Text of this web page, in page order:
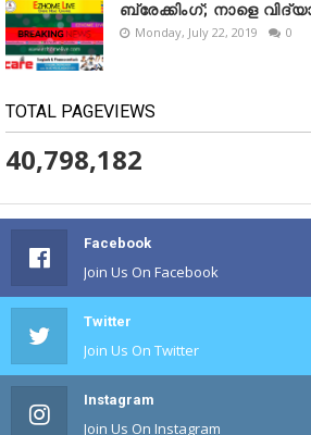
ബ്രേക്കിംഗ്; നാളെ
Monday, July 22, 2019 0
TOTAL PAGEVIEWS
40,798,182
Facebook
Join Us On Facebook
Twitter
Join Us On Twitter
Instagram
Join Us On Instagram